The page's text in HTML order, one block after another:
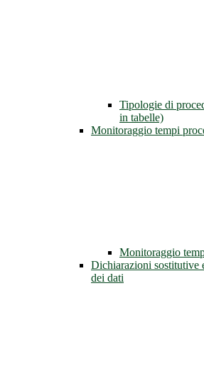
Tipologie di
in tabelle)
Monitoraggio tempi
Monitoraggio
Dichiarazioni sostitutive
dei dati